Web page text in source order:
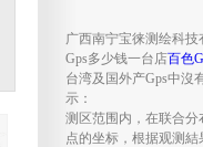
广西南宁宝徕测绘科
Gps多少钱一台店百色
台湾及国外产gps中沒
示：
测区范围内，在联合
点的坐标，根据观测